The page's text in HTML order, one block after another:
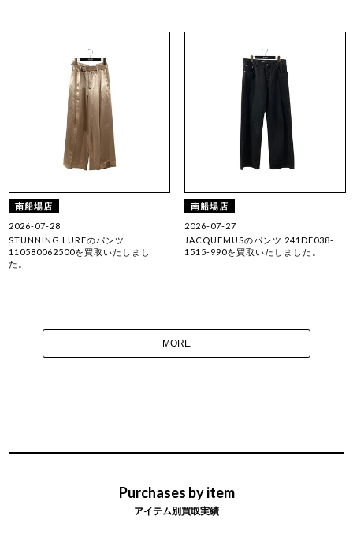
南船場店
2026-07-28
STUNNING LUREのパンツ
110580062500を買取いたしまし
た。
南船場店
2026-07-27
JACQUEMUSのパンツ 241DE038-
1515-990を買取いたしました。
MORE
Purchases by item
アイテム別買取実績